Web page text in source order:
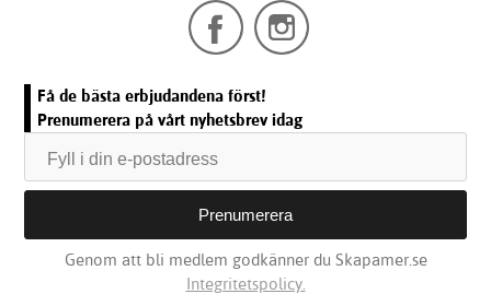
Få de bästa erbjudandena först!
Prenumerera på vårt nyhetsbrev idag
Genom att bli medlem godkänner du Skapamer.se
Integritetspolicy.